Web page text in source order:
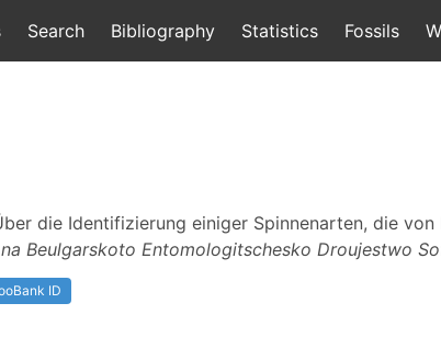
Search Bibliography Statistics Fossils
die Identifizierung einiger Spinnenarten, die
Beulgarskoto Entomologitschesko Droujestwo
ID